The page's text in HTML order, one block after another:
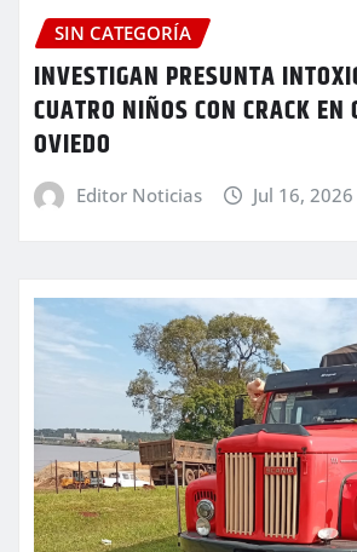
SIN CATEGORÍA
INVESTIGAN PRESUNTA
CUATRO NIÑOS CON CRACK EN
OVIEDO
Editor Noticias Jul 16, 2026